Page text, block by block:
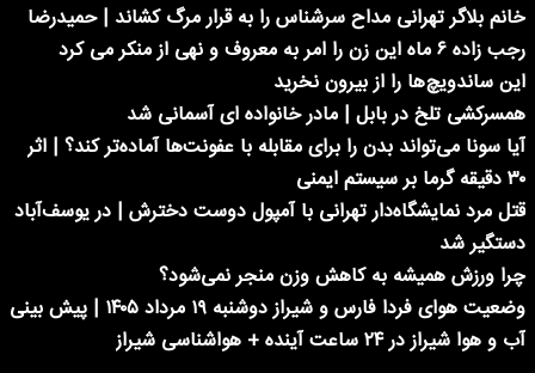
خانم بلاگر تهرانی مداح سرشناس را به قرار مرگ کشاند | حمیدرضا
رجب زاده ۶ ماه این زن را امر به معروف و نهی از منکر می کرد
این ساندویچ‌ها را از بیرون نخرید
همسرکشی تلخ در بابل | مادر خانواده ای آسمانی شد
آیا سونا می‌تواند بدن را برای مقابله با عفونت‌ها آماده‌تر کند؟ | اثر
۳۰ دقیقه گرما بر سیستم ایمنی
قتل مرد نمایشگاه‌دار تهرانی با آمپول دوست دخترش | در یوسف‌آباد
دستگیر شد
چرا ورزش همیشه به کاهش وزن منجر نمی‌شود؟
وضعیت هوای فردا فارس و شیراز دوشنبه ۱۹ مرداد ۱۴۰۵ | پیش بینی
آب و هوا شیراز در ۲۴ ساعت آینده + هواشناسی شیراز